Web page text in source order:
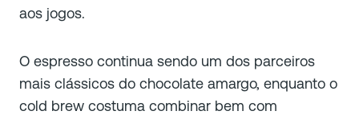
aos jogos.
O espresso continua sendo um dos parceiros
mais clássicos do chocolate amargo, enquanto o
cold brew costuma combinar bem com